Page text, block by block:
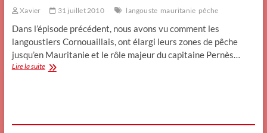
Xavier 31 juillet 2010 langouste mauritanie pêche
Dans l’épisode précédent, nous avons vu comment les
langoustiers Cornouaillais, ont élargi leurs zones de pêche
jusqu’en Mauritanie et le rôle majeur du capitaine Pernès…
Lire la suiteL’épopée